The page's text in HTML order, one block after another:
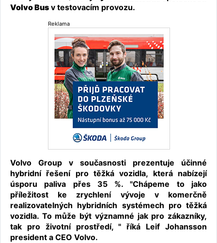
Volvo Bus v testovacím provozu.
Reklama
Volvo Group v současnosti prezentuje účinné
hybridní řešení pro těžká vozidla, která nabízejí
úsporu paliva přes 35 %. "Chápeme to jako
příležitost ke zrychlení vývoje v komerčně
realizovatelných hybridních systémech pro těžká
vozidla. To může být významné jak pro zákazníky,
tak pro životní prostředí, " říká Leif Johansson
president a CEO Volvo.